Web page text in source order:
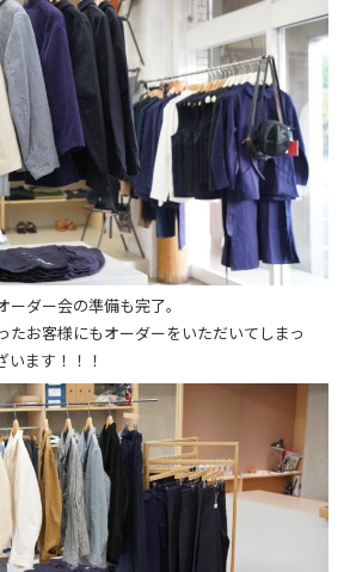
ーダー会の準備も完了。
たお客様にもオーダーをいただいてしまっ
います！！！